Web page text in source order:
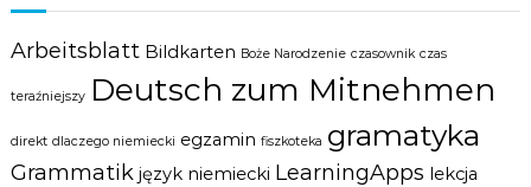
Arbeitsblatt Bildkarten Boże Narodzenie czasownik czas
teraźniejszy Deutsch zum Mitnehmen
direkt dlaczego niemiecki egzamin fiszkoteka gramatyka
Grammatik język niemiecki LearningApps lekcja